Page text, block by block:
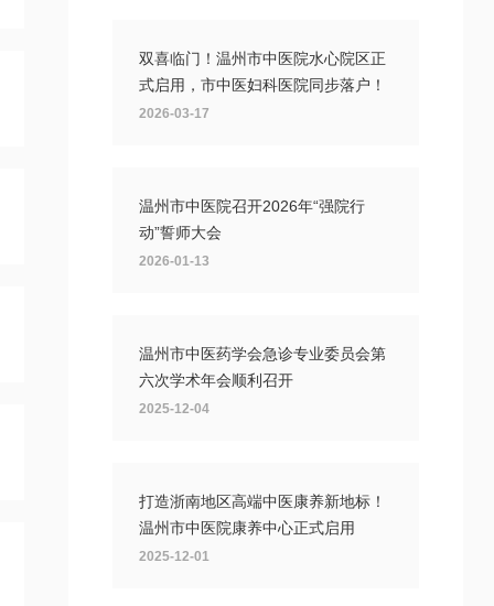
双喜临门！温州市中医院水心院区正
式启用，市中医妇科医院同步落户！
2026-03-17
温州市中医院召开2026年“强院行
动”誓师大会
2026-01-13
温州市中医药学会急诊专业委员会第
六次学术年会顺利召开
2025-12-04
打造浙南地区高端中医康养新地标！
温州市中医院康养中心正式启用
2025-12-01